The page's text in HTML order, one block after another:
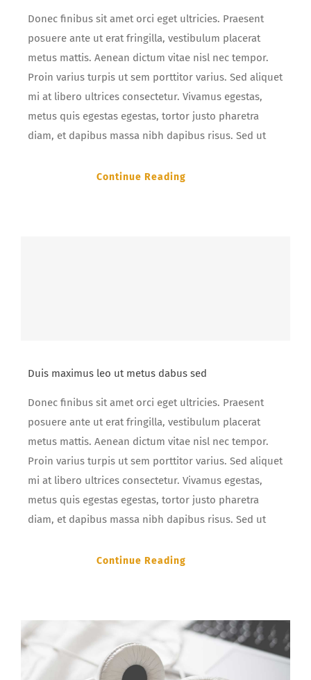
Donec finibus sit amet orci eget ultricies. Praesent
posuere ante ut erat fringilla, vestibulum placerat
metus mattis. Aenean dictum vitae nisl nec tempor.
Proin varius turpis ut sem porttitor varius. Sed aliquet
mi at libero ultrices consectetur. Vivamus egestas,
metus quis egestas egestas, tortor justo pharetra
diam, et dapibus massa nibh dapibus risus. Sed ut
Continue Reading
Duis maximus leo ut metus dabus sed
Donec finibus sit amet orci eget ultricies. Praesent
posuere ante ut erat fringilla, vestibulum placerat
metus mattis. Aenean dictum vitae nisl nec tempor.
Proin varius turpis ut sem porttitor varius. Sed aliquet
mi at libero ultrices consectetur. Vivamus egestas,
metus quis egestas egestas, tortor justo pharetra
diam, et dapibus massa nibh dapibus risus. Sed ut
Continue Reading